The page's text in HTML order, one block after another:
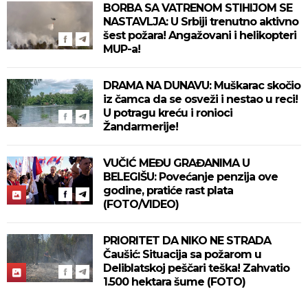
BORBA SA VATRENOM STIHIJOM SE
NASTAVLJA: U Srbiji trenutno aktivno
šest požara! Angažovani i helikopteri
MUP-a!
DRAMA NA DUNAVU: Muškarac skočio
iz čamca da se osveži i nestao u reci!
U potragu kreću i ronioci
Žandarmerije!
VUČIĆ MEĐU GRAĐANIMA U
BELEGIŠU: Povećanje penzija ove
godine, pratiće rast plata
(FOTO/VIDEO)
PRIORITET DA NIKO NE STRADA
Čaušić: Situacija sa požarom u
Deliblatskoj peščari teška! Zahvatio
1.500 hektara šume (FOTO)